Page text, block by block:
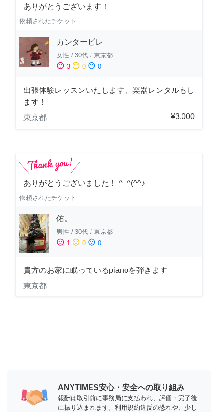
ありがとうございます！
依頼されたチケット
カンタービレ
女性 / 30代 / 東京都
sentiment_satisfied 3 sentiment_neutral 0 sentiment_dissatisfied 0
出張体験レッスンいたします、楽器レンタルもし
ます！
東京都
¥3,000
ありがとうございました！ ^_^(^^♪
依頼されたチケット
佑。
男性 / 30代 / 東京都
sentiment_satisfied 1 sentiment_neutral 0 sentiment_dissatisfied 0
貴方のお家に眠っているpianoを弾きます
東京都
ANYTIMES安心・安全への取り組み
報酬は取引前に事務局に支払われ、評価・完了後
に振り込まれます。利用規約違反の恐れや、少し